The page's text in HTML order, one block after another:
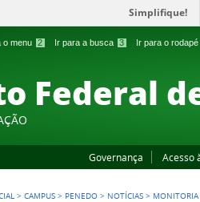
o menu 2 Ir para a busca 3 Ir para o rodapé
Simplifique!
Federal
Governança Acesso
>CAMPUS > PENEDO > NOTÍCIAS > MONITORIA